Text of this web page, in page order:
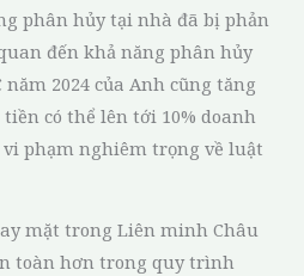
phân hủy tại nhà đã bị phản
đến khả năng phân hủy
năm 2024 của Anh cũng tăng
có thể lên tới 10% doanh
phạm nghiêm trọng về luật
mặt trong Liên minh Châu
toàn hơn trong quy trình